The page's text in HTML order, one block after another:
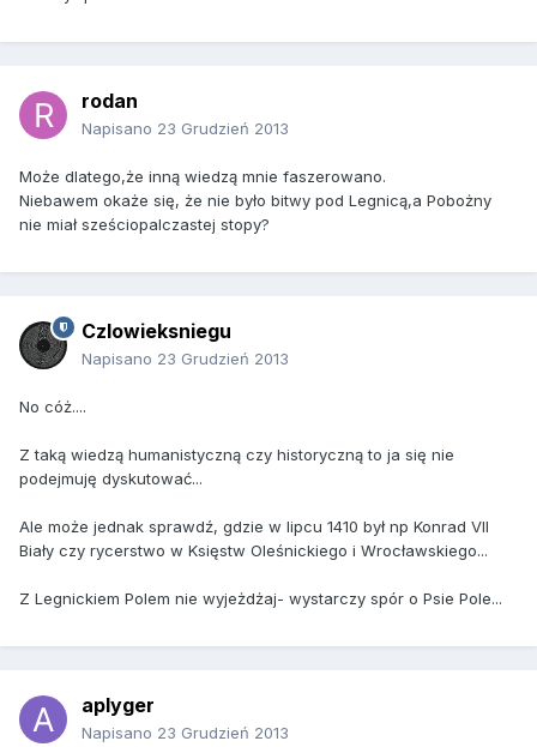
rodan
Napisano 23 Grudzień 2013
Może dlatego,że inną wiedzą mnie faszerowano.
Niebawem okaże się, że nie było bitwy pod Legnicą,a Pobożny
nie miał sześciopalczastej stopy?
Czlowieksniegu
Napisano 23 Grudzień 2013
No cóż....
Z taką wiedzą humanistyczną czy historyczną to ja się nie
podejmuję dyskutować...
Ale może jednak sprawdź, gdzie w lipcu 1410 był np Konrad VII
Biały czy rycerstwo w Księstw Oleśnickiego i Wrocławskiego...
Z Legnickiem Polem nie wyjeżdżaj- wystarczy spór o Psie Pole...
aplyger
Napisano 23 Grudzień 2013